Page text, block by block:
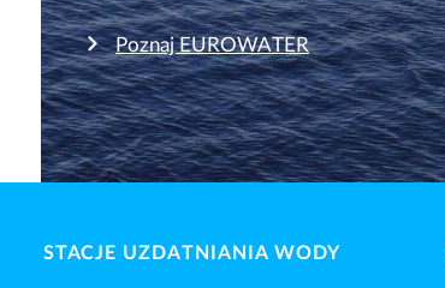
Poznaj EUROWATER
STACJE UZDATNIANIA WODY